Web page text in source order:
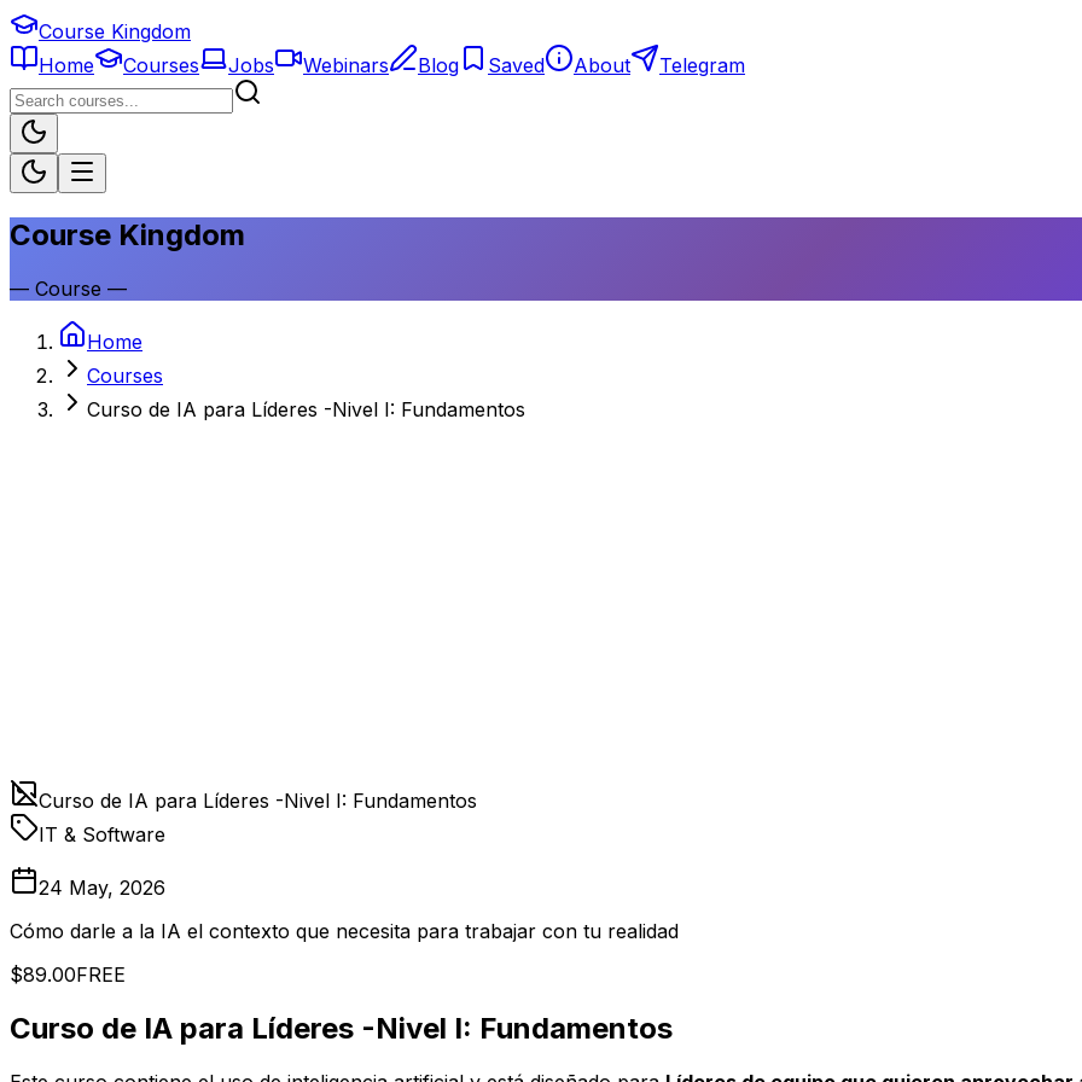
Course Kingdom
Home
Courses Jobs Webinars Blog Saved About Telegram
Course Kingdom
— Course —
Home
Courses
Curso de IA para Líderes -Nivel I: Fundamentos
Curso de IA para Líderes -Nivel I: Fundamentos
IT & Software
24 May, 2026
Cómo darle a la IA el contexto que necesita para trabajar con tu realidad
$89.00FREE
Curso de IA para Líderes -Nivel I: Fundamentos